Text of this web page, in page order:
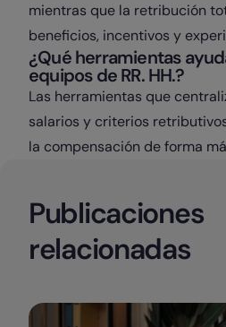
mientras que la retribución
beneficios, incentivos y
¿Qué herramientas
equipos de RR. HH.?
Las herramientas que
salarios y criterios
la compensación de forma
Publicaciones
relacionadas